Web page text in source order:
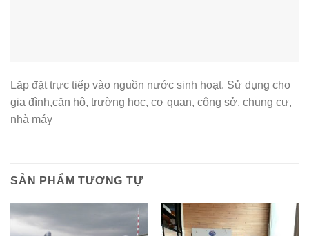
Lăp đặt trực tiếp vào nguồn nước sinh hoạt. Sử dụng cho
gia đình,căn hộ, trường học, cơ quan, công sở, chung cư,
nhà máy
SẢN PHẨM TƯƠNG TỰ